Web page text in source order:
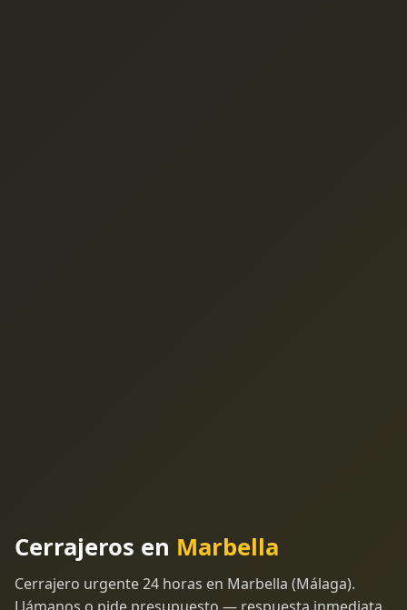
Cerrajeros en Marbella
Cerrajero urgente 24 horas en Marbella (Málaga).